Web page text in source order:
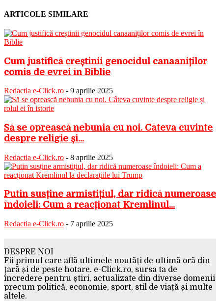
ARTICOLE SIMILARE
Cum justifică creștinii genocidul canaaniților
comis de evrei în Biblie
Redactia e-Click.ro - 9 aprilie 2025
Să se oprească nebunia cu noi. Câteva cuvinte
despre religie și...
Redactia e-Click.ro - 8 aprilie 2025
Putin susține armistițiul, dar ridică numeroase
îndoieli: Cum a reacționat Kremlinul...
Redactia e-Click.ro - 7 aprilie 2025
DESPRE NOI
Fii primul care află ultimele noutăți de ultimă oră din
țară și de peste hotare. e-Click.ro, sursa ta de
încredere pentru știri, actualizate din diverse domenii
precum politică, economie, sport, stil de viață și multe
altele.